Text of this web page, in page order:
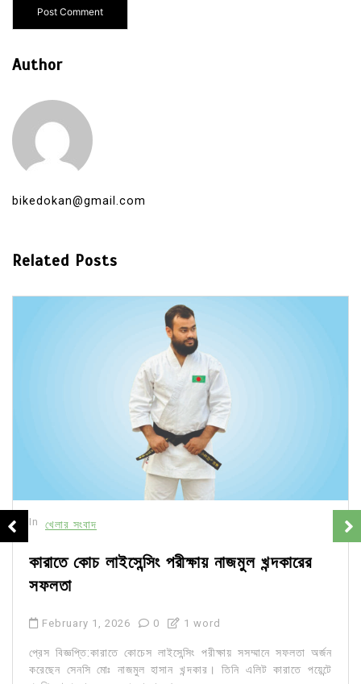
Author
bikedokan@gmail.com
Related Posts
In খেলার সংবাদ
কারাতে কোচ লাইসেন্সিং পরীক্ষায় নাজমুল খন্দকারের
সফলতা
February 1, 2026 0 1 word
প্রেস বিজ্ঞপ্তি:কারাতে কোচেস লাইসেন্সিং পরীক্ষায় সসম্মানে সফলতা অর্জন
করেছেন সেনসি মোঃ নাজমুল হাসান খন্দকার। তিনি এলিট কারাতে পয়েন্টে